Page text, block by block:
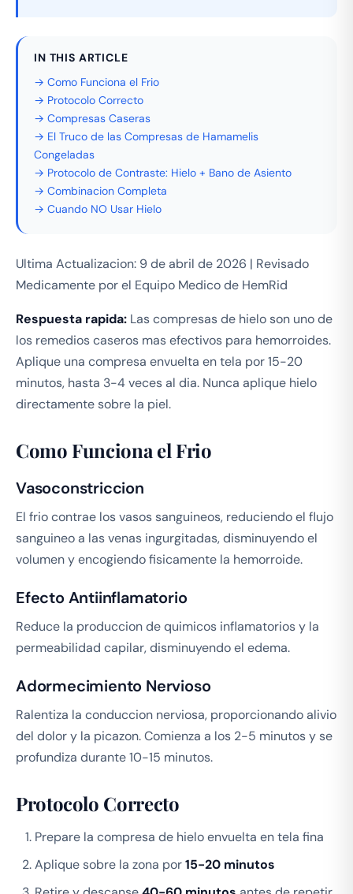
IN THIS ARTICLE
→ Como Funciona el Frio
→ Protocolo Correcto
→ Compresas Caseras
→ El Truco de las Compresas de Hamamelis
Congeladas
→ Protocolo de Contraste: Hielo + Bano de Asiento
→ Combinacion Completa
→ Cuando NO Usar Hielo
Ultima Actualizacion: 9 de abril de 2026 | Revisado
Medicamente por el Equipo Medico de HemRid
Respuesta rapida: Las compresas de hielo son uno de
los remedios caseros mas efectivos para hemorroides.
Aplique una compresa envuelta en tela por 15-20
minutos, hasta 3-4 veces al dia. Nunca aplique hielo
directamente sobre la piel.
Como Funciona el Frio
Vasoconstriccion
El frio contrae los vasos sanguineos, reduciendo el flujo
sanguineo a las venas ingurgitadas, disminuyendo el
volumen y encogiendo fisicamente la hemorroide.
Efecto Antiinflamatorio
Reduce la produccion de quimicos inflamatorios y la
permeabilidad capilar, disminuyendo el edema.
Adormecimiento Nervioso
Ralentiza la conduccion nerviosa, proporcionando alivio
del dolor y la picazon. Comienza a los 2-5 minutos y se
profundiza durante 10-15 minutos.
Protocolo Correcto
Prepare la compresa de hielo envuelta en tela fina
Aplique sobre la zona por15-20 minutos